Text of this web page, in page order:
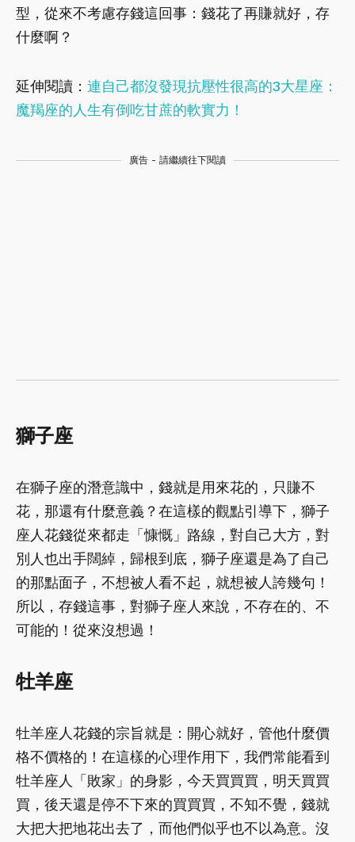
型，從來不考慮存錢這回事：錢花了再賺就好，存
什麼啊？
延伸閱讀： 連自己都沒發現抗壓性很高的3大星座：
魔羯座的人生有倒吃甘蔗的軟實力！
廣告 - 請繼續往下閱讀
獅子座
在獅子座的潛意識中，錢就是用來花的，只賺不
花，那還有什麼意義？在這樣的觀點引導下，獅子
座人花錢從來都走「慷慨」路線，對自己大方，對
別人也出手闊綽，歸根到底，獅子座還是為了自己
的那點面子，不想被人看不起，就想被人誇幾句！
所以，存錢這事，對獅子座人來說，不存在的、不
可能的！從來沒想過！
牡羊座
牡羊座人花錢的宗旨就是：開心就好，管他什麼價
格不價格的！在這樣的心理作用下，我們常能看到
牡羊座人「敗家」的身影，今天買買買，明天買買
買，後天還是停不下來的買買買，不知不覺，錢就
大把大把地花出去了，而他們似乎也不以為意。沒